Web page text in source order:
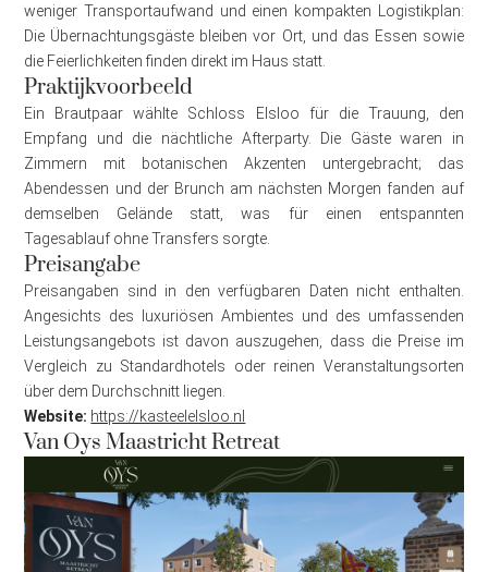
weniger Transportaufwand und einen kompakten Logistikplan:
Die Übernachtungsgäste bleiben vor Ort, und das Essen sowie
die Feierlichkeiten finden direkt im Haus statt.
Praktijkvoorbeeld
Ein Brautpaar wählte Schloss Elsloo für die Trauung, den
Empfang und die nächtliche Afterparty. Die Gäste waren in
Zimmern mit botanischen Akzenten untergebracht; das
Abendessen und der Brunch am nächsten Morgen fanden auf
demselben Gelände statt, was für einen entspannten
Tagesablauf ohne Transfers sorgte.
Preisangabe
Preisangaben sind in den verfügbaren Daten nicht enthalten.
Angesichts des luxuriösen Ambientes und des umfassenden
Leistungsangebots ist davon auszugehen, dass die Preise im
Vergleich zu Standardhotels oder reinen Veranstaltungsorten
über dem Durchschnitt liegen.
Website: https://kasteelelsloo.nl
Van Oys Maastricht Retreat